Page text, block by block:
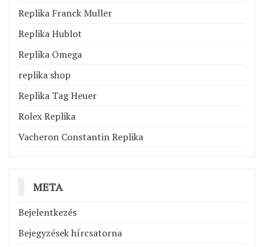
Replika Franck Muller
Replika Hublot
Replika Omega
replika shop
Replika Tag Heuer
Rolex Replika
Vacheron Constantin Replika
META
Bejelentkezés
Bejegyzések hírcsatorna